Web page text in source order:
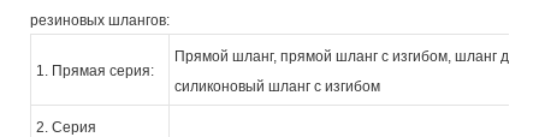
резиновых шлангов:
1. Прямая серия:
Прямой шланг, прямой шланг с изгибом, шланг для
силиконовый шланг с изгибом
2. Серия